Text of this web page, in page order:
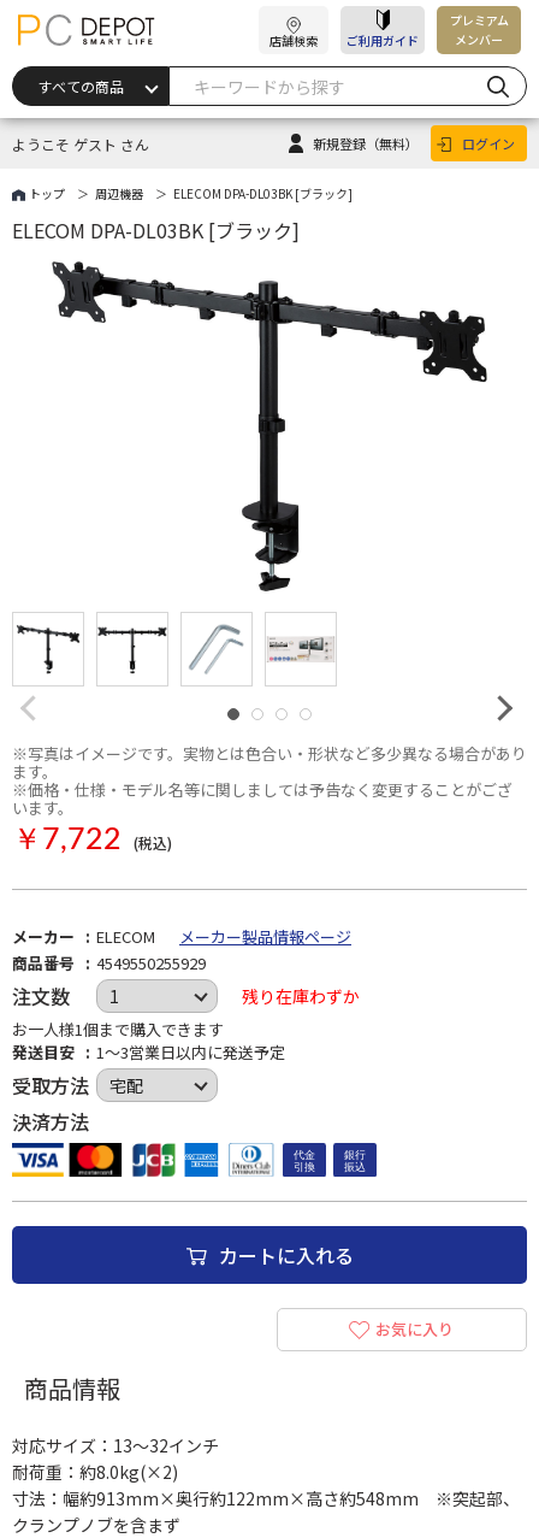
店舗検索 ご利用ガイド
プレミアム
メンバー
ようこそ ゲスト さん 新規登録 （無料） ログイン
トップ 周辺機器 ELECOM DPA-DL03BK [ブラック]
※写真はイメージです。実物とは色合い・形状など多少異なる場合があり
ます。
※価格・仕様・モデル名等に関しましては予告なく変更することがござ
います。
ELECOM DPA-DL03BK [ブラック]
￥7,722 (税込)
メーカー ELECOM
メーカー製品情報ページ
商品番号
4549550255929
注文数 残り在庫わずか
お一人様1個まで購入できます
発送目安
1～3営業日以内に発送予定
受取方法
決済方法
カートに入れる
お気に入り
商品情報
対応サイズ：13～32インチ
耐荷重：約8.0kg(×2)
寸法：幅約913mm×奥行約122mm×高さ約548mm ※突起部、
クランプノブを含まず